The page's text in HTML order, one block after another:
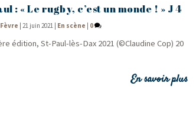
: « Le rugby, c’est un monde ! » J 4
|21 juin 2021 En scène 0
édi­tion, St-Paul-lès-Dax 2021 (©Clau­dine Cop) 20
En savoir plus